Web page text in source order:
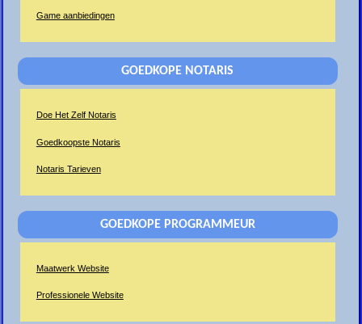
Game aanbiedingen
GOEDKOPE NOTARIS
Doe Het Zelf Notaris
Goedkoopste Notaris
Notaris Tarieven
GOEDKOPE PROGRAMMEUR
Maatwerk Website
Professionele Website